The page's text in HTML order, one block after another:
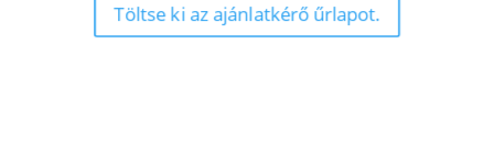
Töltse ki az ajánlatkérő űrlapot.